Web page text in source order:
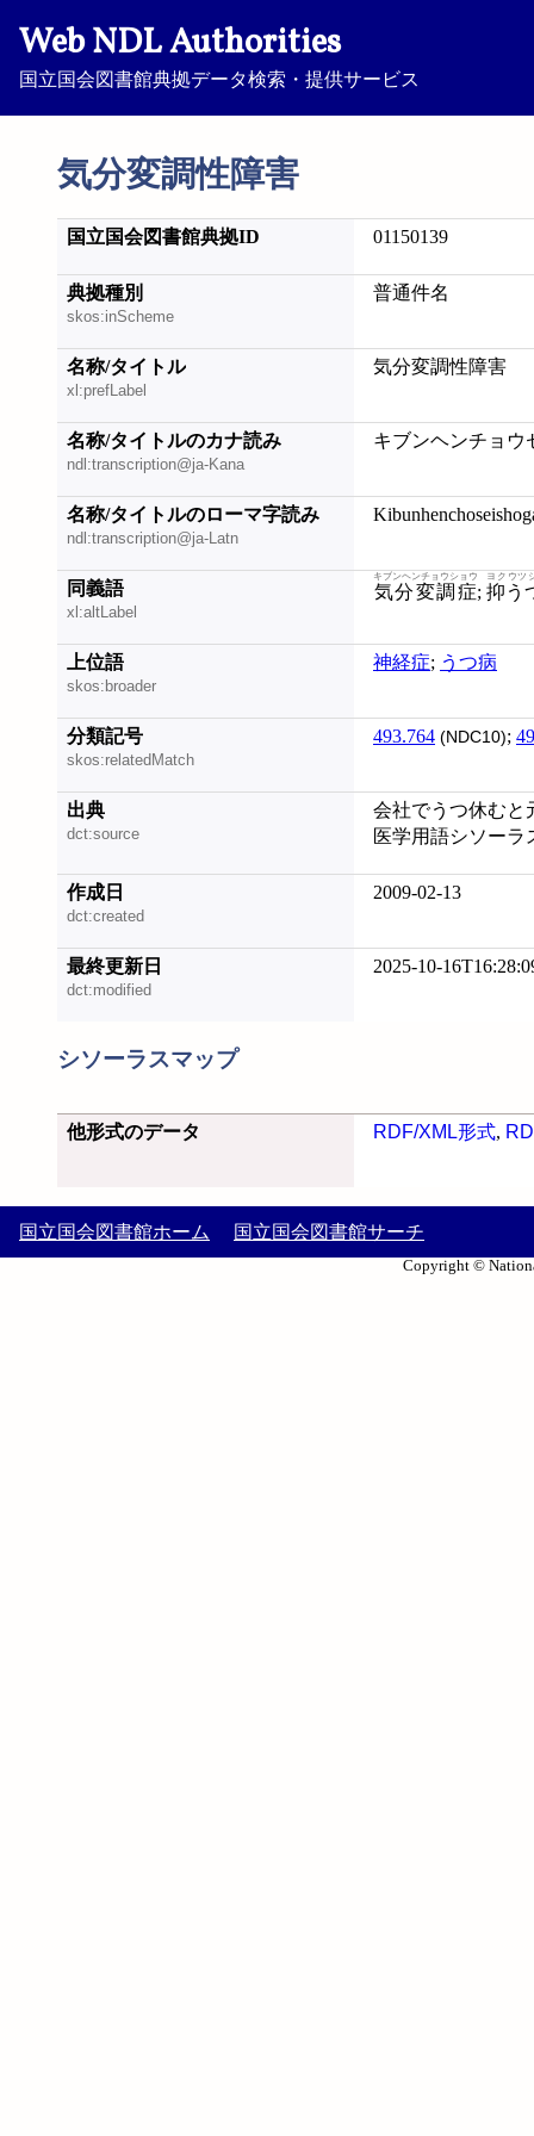
Web NDL Authorities
国立国会図書館典拠データ検索・提供サービス
気分変調性障害
国立国会図書館典拠ID 01150139
典拠種別
skos:inScheme
普通件名
名称/タイトル
xl:prefLabel
気分変調性障害
名称/タイトルのカナ読み
ndl:transcription@ja-Kana
キブンヘンチョウ
名称/タイトルのローマ字読み
ndl:transcription@ja-Latn
同義語
xl:altLabel
気分変調症
キブンヘンチョウショウ
; 抑う
ヨクウツ
上位語
skos:broader
神経症; うつ病
分類記号
skos:relatedMatch
493.764 (NDC10);
出典
dct:source
会社でうつ休むと
医学用語シソーラ
作成日
dct:created
2009-02-13
最終更新日
dct:modified
2025-10-
シソーラスマップ
他形式のデータ RDF/XML形式,
国立国会図書館ホーム 国立国会図書館サーチ
Copyright ©